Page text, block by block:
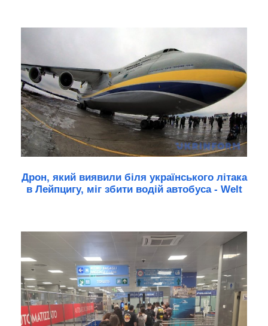
Дрон, який виявили біля українського літака
в Лейпцигу, міг збити водій автобуса - Welt